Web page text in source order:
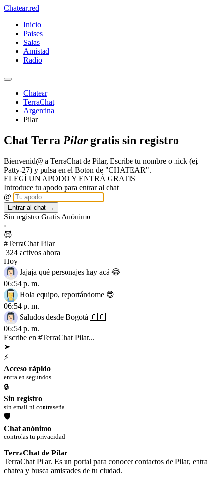
Chatear.red
Inicio
Paises
Salas
Amistad
Radio
Chatear
TerraChat
Argentina
Pilar
Chat Terra Pilargratis sin registro
Bienvenid@ a TerraChat de Pilar, Escribe tu nombre o nick (ej.
Patty-27) y pulsa en el Boton de "CHATEAR".
ELEGÍ UN APODO Y ENTRÁ GRATIS
Introduce tu apodo para entrar al chat
@
Entrar al chat →
Sin registro Gratis Anónimo
‹
😈
#TerraChat Pilar
324 activos ahora
Hoy
Jajaja qué personajes hay acá 😂
06:54 p. m.
Hola equipo, reportándome 😎
06:54 p. m.
Saludos desde Bogotá 🇨🇴
06:54 p. m.
Escribe en #TerraChat Pilar...
➤
⚡
Acceso rápido
entra en segundos
🔒
Sin registro
sin email ni contraseña
🛡
Chat anónimo
controlas tu privacidad
TerraChat de Pilar
TerraChat Pilar. Es un portal para conocer contactos de Pilar, entra
chatea y busca amistades de tu ciudad.